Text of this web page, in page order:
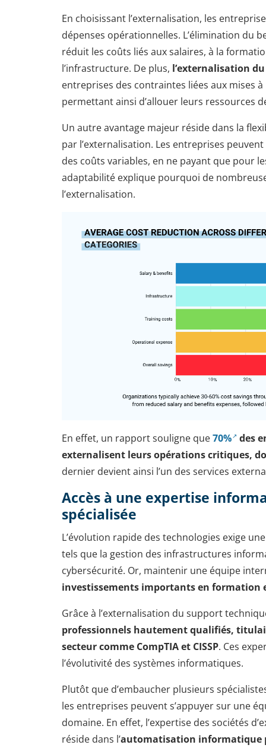
En choisissant l’externalisation, les
dépenses opérationnelles. L’élimination du
réduit les coûts liés aux salaires, à la
l’infrastructure. De plus, l’externalisation
entreprises des contraintes liées aux mises
permettant ainsi d’allouer leurs ressources
Un autre avantage majeur réside dans la
par l’externalisation. Les entreprises
des coûts variables, en ne payant que pour
adaptabilité explique pourquoi de
l’externalisation.
En effet, un rapport souligne que70% des
externalisent leurs opérations critiques,
dernier devient ainsi l’un des services
Accès à une expertise
spécialisée
L’évolution rapide des technologies exige
tels que la gestion des infrastructures
cybersécurité. Or, maintenir une équipe
investissements importants en formation
Grâce à l’externalisation du support
professionnels hautement qualifiés,
secteur comme CompTIA et CISSP. Ces
l’évolutivité des systèmes informatiques.
Plutôt que d’embaucher plusieurs
les entreprises peuvent s’appuyer sur une
domaine. En effet, l’expertise des sociétés
réside dans l’automatisation informatique